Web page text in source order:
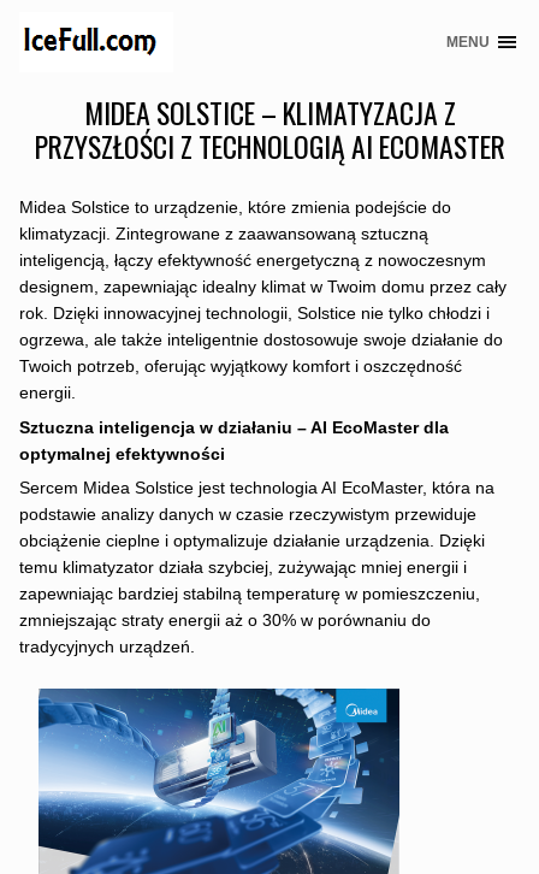
Skip
MENU
MIDEA SOLSTICE – KLIMATYZACJA Z
PRZYSZŁOŚCI Z TECHNOLOGIĄ AI ECOMASTER
Midea Solstice to urządzenie, które zmienia podejście do
klimatyzacji. Zintegrowane z zaawansowaną sztuczną
inteligencją, łączy efektywność energetyczną z nowoczesnym
designem, zapewniając idealny klimat w Twoim domu przez cały
rok. Dzięki innowacyjnej technologii, Solstice nie tylko chłodzi i
ogrzewa, ale także inteligentnie dostosowuje swoje działanie do
Twoich potrzeb, oferując wyjątkowy komfort i oszczędność
energii.
Sztuczna inteligencja w działaniu – AI EcoMaster dla
optymalnej efektywności
Sercem Midea Solstice jest technologia AI EcoMaster, która na
podstawie analizy danych w czasie rzeczywistym przewiduje
obciążenie cieplne i optymalizuje działanie urządzenia. Dzięki
temu klimatyzator działa szybciej, zużywając mniej energii i
zapewniając bardziej stabilną temperaturę w pomieszczeniu,
zmniejszając straty energii aż o 30% w porównaniu do
tradycyjnych urządzeń.